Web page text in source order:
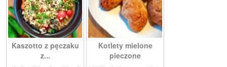
Kaszotto z pęczaku
z...
Kotlety mielone
pieczone